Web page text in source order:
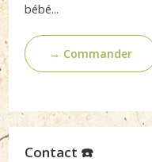
bébé...
→ Commander
Contact ☎️